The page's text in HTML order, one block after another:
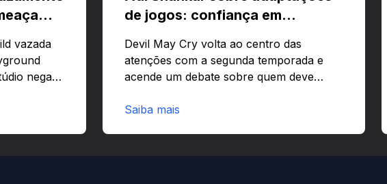
vazada
nega
versões
de jogos: confiança em
Devil May Cry volta ao centro das
atenções com a segunda temporada e
acende um debate sobre quem deve
corporações ou criativos? Quer saber
Saiba mais